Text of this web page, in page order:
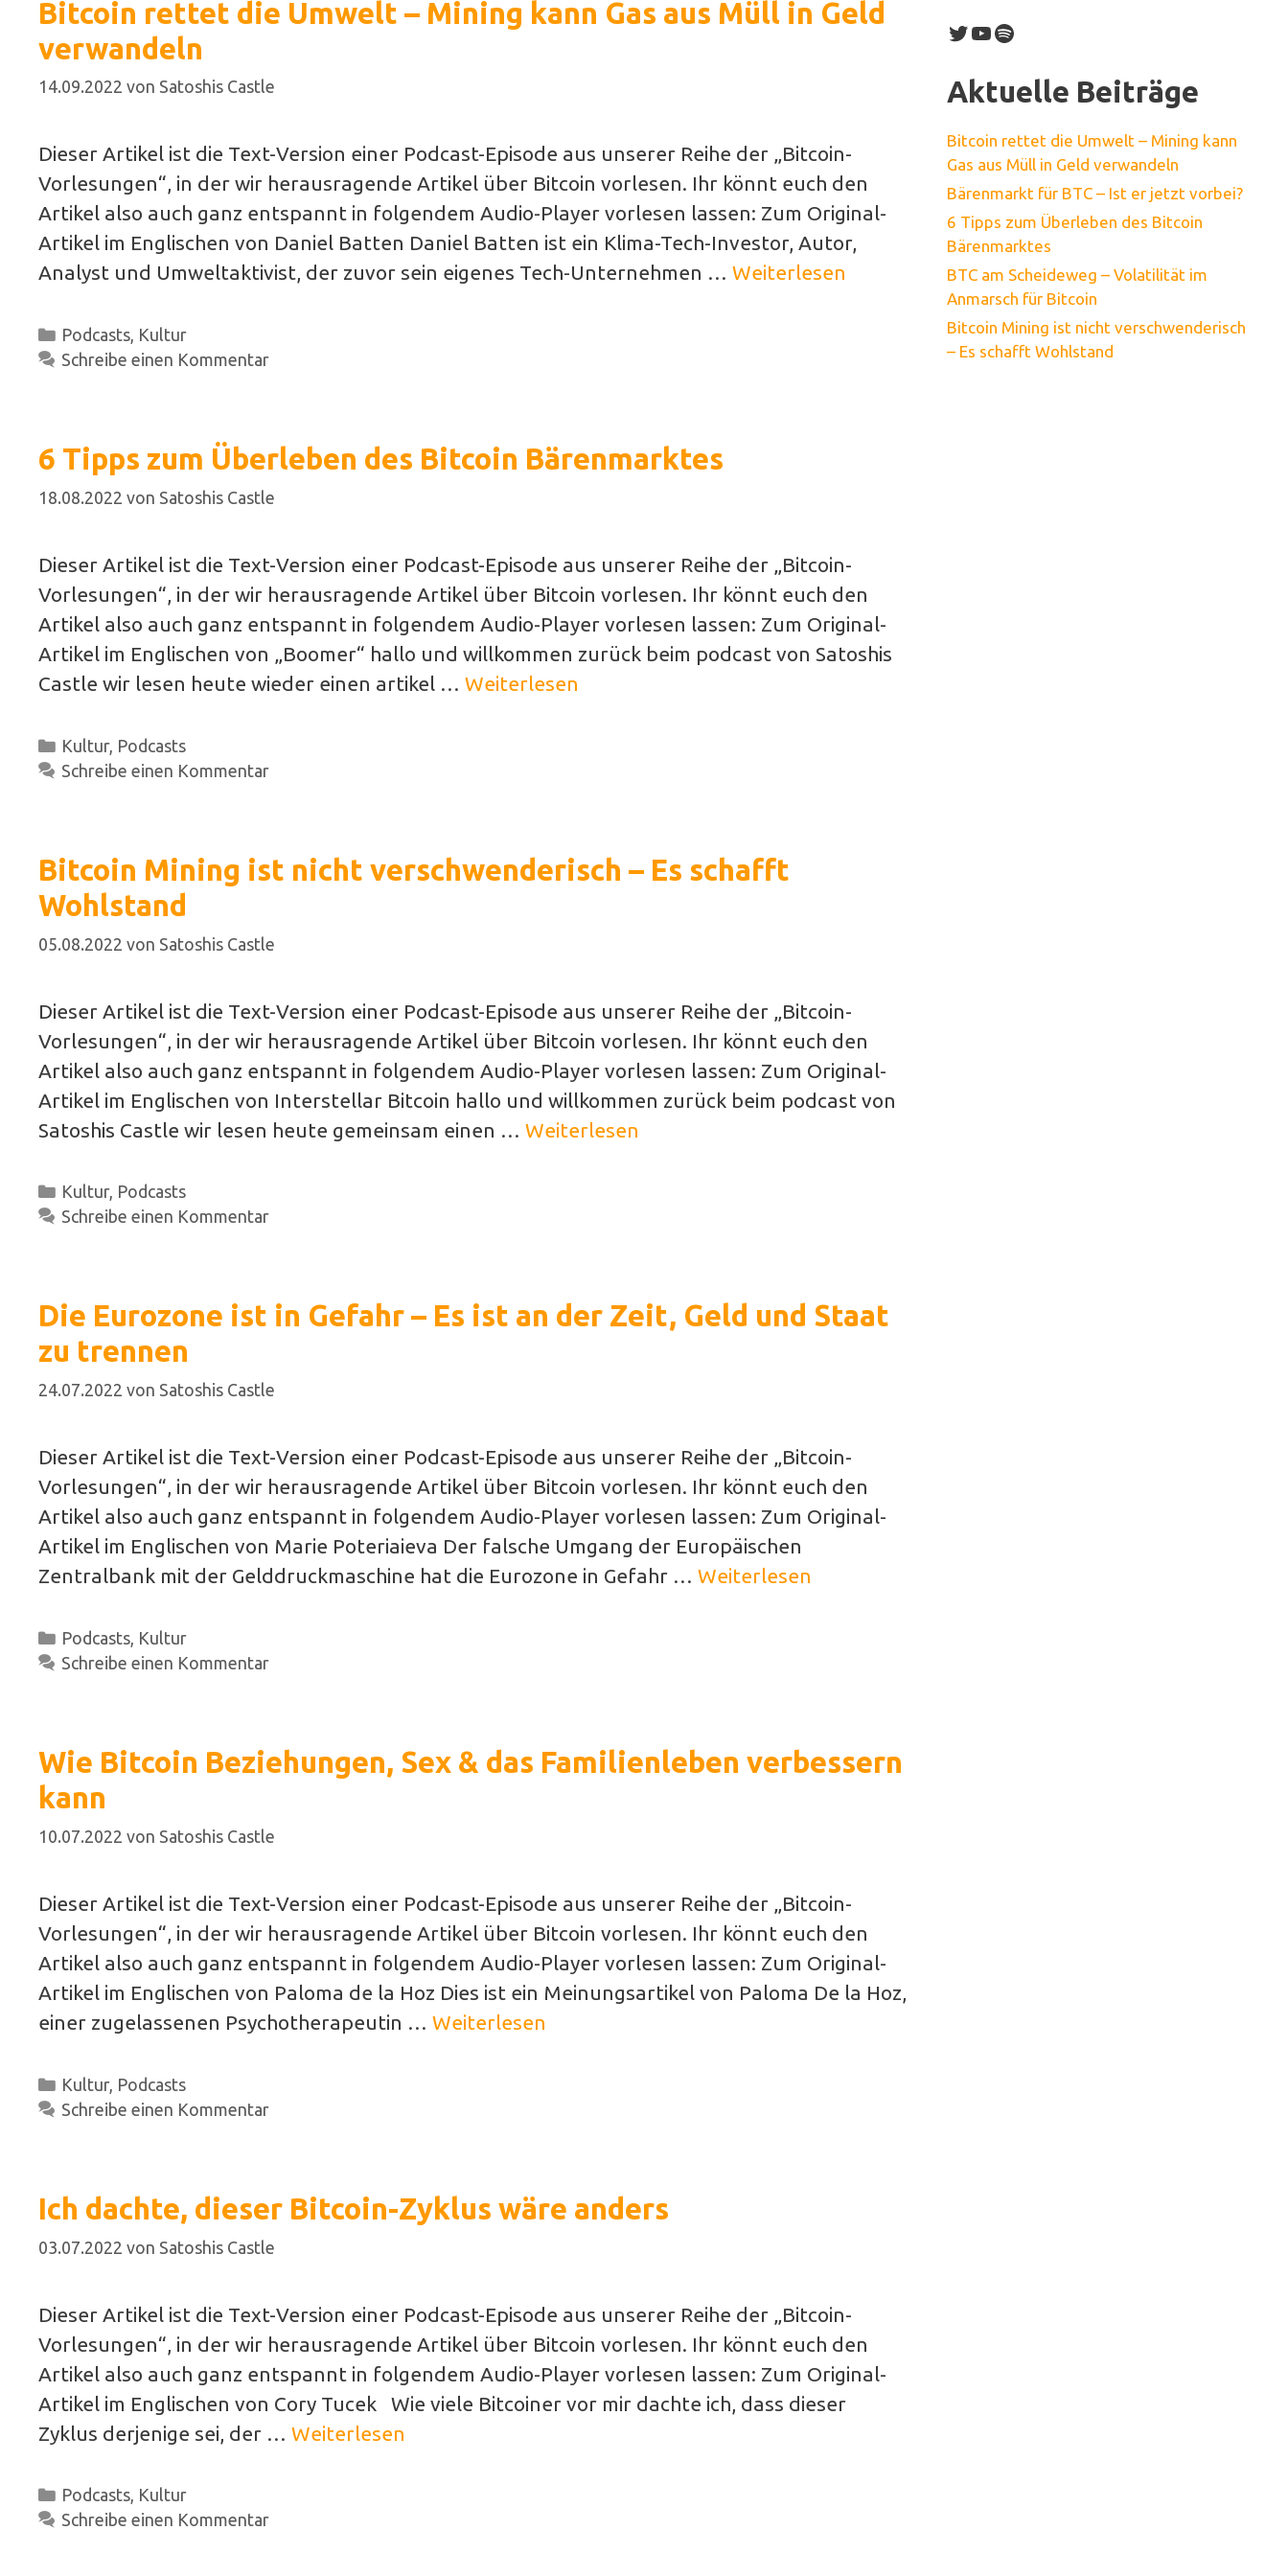
Bitcoin rettet die Umwelt – Mining kann Gas aus Müll in Geld
verwandeln
14.09.2022 von Satoshis Castle
Dieser Artikel ist die Text-Version einer Podcast-Episode aus unserer Reihe der „Bitcoin-
Vorlesungen“, in der wir herausragende Artikel über Bitcoin vorlesen. Ihr könnt euch den
Artikel also auch ganz entspannt in folgendem Audio-Player vorlesen lassen: Zum Original-
Artikel im Englischen von Daniel Batten Daniel Batten ist ein Klima-Tech-Investor, Autor,
Analyst und Umweltaktivist, der zuvor sein eigenes Tech-Unternehmen … Weiterlesen
Kategorien
Podcasts, Kultur
Schreibe einen Kommentar
6 Tipps zum Überleben des Bitcoin Bärenmarktes
18.08.2022 von Satoshis Castle
Dieser Artikel ist die Text-Version einer Podcast-Episode aus unserer Reihe der „Bitcoin-
Vorlesungen“, in der wir herausragende Artikel über Bitcoin vorlesen. Ihr könnt euch den
Artikel also auch ganz entspannt in folgendem Audio-Player vorlesen lassen: Zum Original-
Artikel im Englischen von „Boomer“ hallo und willkommen zurück beim podcast von Satoshis
Castle wir lesen heute wieder einen artikel … Weiterlesen
Kategorien
Kultur, Podcasts
Schreibe einen Kommentar
Bitcoin Mining ist nicht verschwenderisch – Es schafft
Wohlstand
05.08.2022 von Satoshis Castle
Dieser Artikel ist die Text-Version einer Podcast-Episode aus unserer Reihe der „Bitcoin-
Vorlesungen“, in der wir herausragende Artikel über Bitcoin vorlesen. Ihr könnt euch den
Artikel also auch ganz entspannt in folgendem Audio-Player vorlesen lassen: Zum Original-
Artikel im Englischen von Interstellar Bitcoin hallo und willkommen zurück beim podcast von
Satoshis Castle wir lesen heute gemeinsam einen … Weiterlesen
Kategorien
Kultur, Podcasts
Schreibe einen Kommentar
Die Eurozone ist in Gefahr – Es ist an der Zeit, Geld und Staat
zu trennen
24.07.2022 von Satoshis Castle
Dieser Artikel ist die Text-Version einer Podcast-Episode aus unserer Reihe der „Bitcoin-
Vorlesungen“, in der wir herausragende Artikel über Bitcoin vorlesen. Ihr könnt euch den
Artikel also auch ganz entspannt in folgendem Audio-Player vorlesen lassen: Zum Original-
Artikel im Englischen von Marie Poteriaieva Der falsche Umgang der Europäischen
Zentralbank mit der Gelddruckmaschine hat die Eurozone in Gefahr … Weiterlesen
Kategorien
Podcasts, Kultur
Schreibe einen Kommentar
Wie Bitcoin Beziehungen, Sex & das Familienleben verbessern
kann
10.07.2022 von Satoshis Castle
Dieser Artikel ist die Text-Version einer Podcast-Episode aus unserer Reihe der „Bitcoin-
Vorlesungen“, in der wir herausragende Artikel über Bitcoin vorlesen. Ihr könnt euch den
Artikel also auch ganz entspannt in folgendem Audio-Player vorlesen lassen: Zum Original-
Artikel im Englischen von Paloma de la Hoz Dies ist ein Meinungsartikel von Paloma De la Hoz,
einer zugelassenen Psychotherapeutin … Weiterlesen
Kategorien
Kultur, Podcasts
Schreibe einen Kommentar
Ich dachte, dieser Bitcoin-Zyklus wäre anders
03.07.2022 von Satoshis Castle
Dieser Artikel ist die Text-Version einer Podcast-Episode aus unserer Reihe der „Bitcoin-
Vorlesungen“, in der wir herausragende Artikel über Bitcoin vorlesen. Ihr könnt euch den
Artikel also auch ganz entspannt in folgendem Audio-Player vorlesen lassen: Zum Original-
Artikel im Englischen von Cory Tucek Wie viele Bitcoiner vor mir dachte ich, dass dieser
Zyklus derjenige sei, der … Weiterlesen
Kategorien
Podcasts, Kultur
Schreibe einen Kommentar
Twitter
YouTube
Spotify
Aktuelle Beiträge
Bitcoin rettet die Umwelt – Mining kann
Gas aus Müll in Geld verwandeln
Bärenmarkt für BTC – Ist er jetzt vorbei?
6 Tipps zum Überleben des Bitcoin
Bärenmarktes
BTC am Scheideweg – Volatilität im
Anmarsch für Bitcoin
Bitcoin Mining ist nicht verschwenderisch
– Es schafft Wohlstand